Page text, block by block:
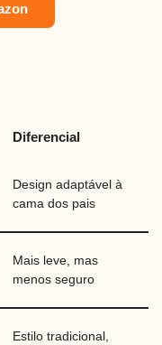
Diferencial
Design adaptável à
cama dos pais
Mais leve, mas
menos seguro
Estilo tradicional,